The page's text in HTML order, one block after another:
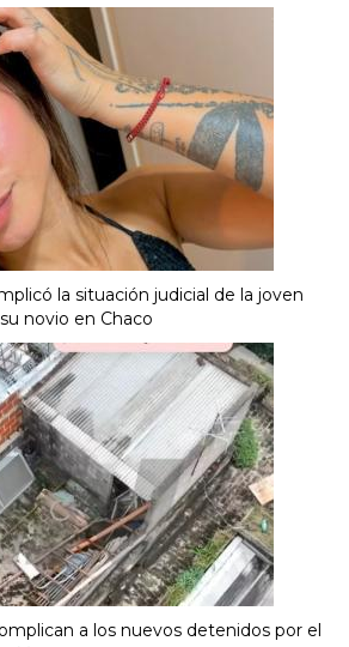
la situación judicial de la joven
novio en Chaco
a los nuevos detenidos por el